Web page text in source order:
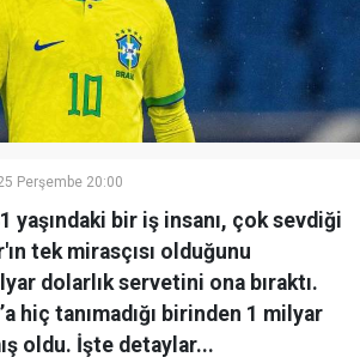
Perşembe 20:00
yaşındaki bir iş insanı, çok sevdiği
tek mirasçısı olduğunu
dolarlık servetini ona bıraktı.
hiç tanımadığı birinden 1 milyar
oldu. İşte detaylar...